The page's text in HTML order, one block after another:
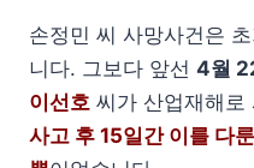
손정민 씨 사망사건은
니다. 그보다 앞선 4월
이선호 씨가 산업재해로
사고 후 15일간 이를 다